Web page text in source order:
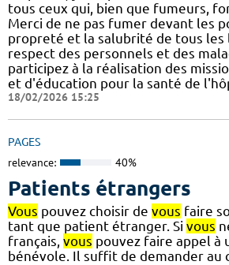
tous ceux qui, bien que fumeurs,
Merci de ne pas fumer devant les
propreté et la salubrité de tous les
respect des personnels et des
participez à la réalisation des
et d'éducation pour la santé de
18/02/2026 15:25
PAGES
relevance: 40%
Patients étrangers
Vous pouvez choisir de vous faire
tant que patient étranger. Si vous
français, vous pouvez faire appel à
bénévole. Il suffit de demander au